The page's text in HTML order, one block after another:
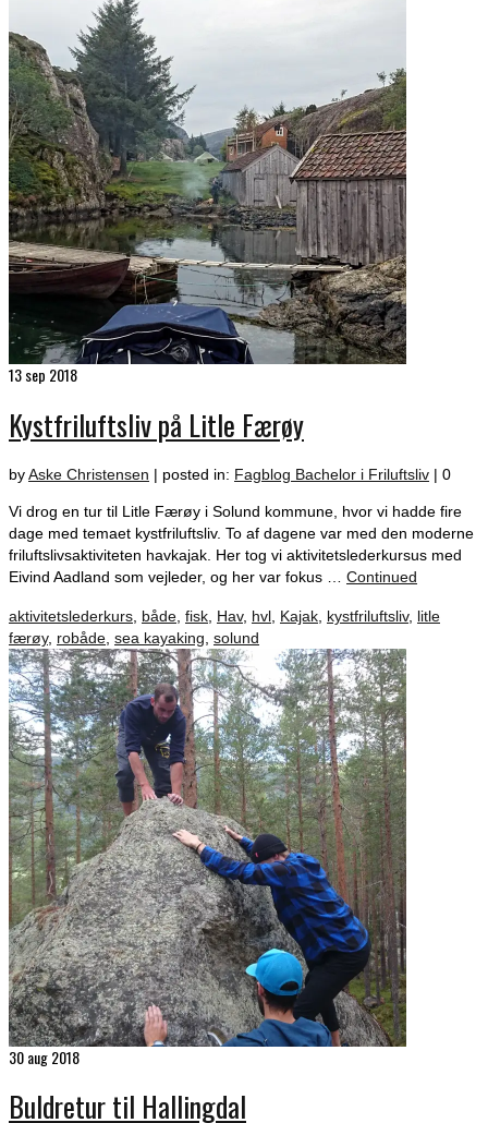
13sep 2018
Kystfriluftsliv på Litle Færøy
byAske Christensen | posted in: Fagblog Bachelor i Friluftsliv | 0
Vi drog en tur til Litle Færøy i Solund kommune, hvor vi hadde fire
dage med temaet kystfriluftsliv. To af dagene var med den moderne
friluftslivsaktiviteten havkajak. Her tog vi aktivitetslederkursus med
Eivind Aadland som vejleder, og her var fokus … Continued
aktivitetslederkurs både fisk Hav, hvl Kajak kystfriluftsliv, litle
færøy, robåde sea kayaking solund
30aug 2018
Buldretur til Hallingdal